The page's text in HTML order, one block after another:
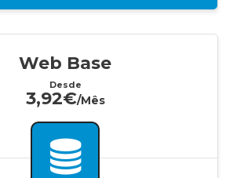
Web Base
Desde
3,92€/Mês